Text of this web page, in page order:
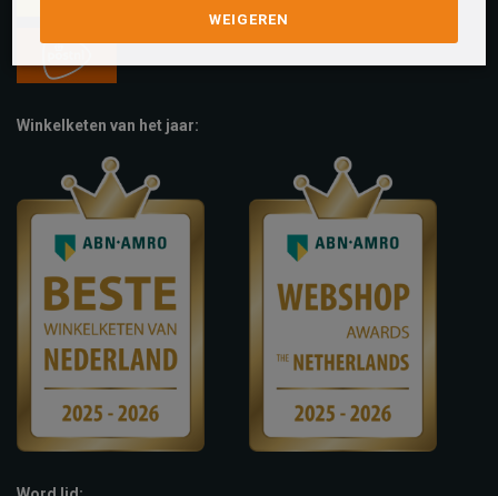
Winkelketen van het jaar:
WEIGEREN